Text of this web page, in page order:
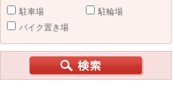
駐車場
駐輪場
バイク置き場